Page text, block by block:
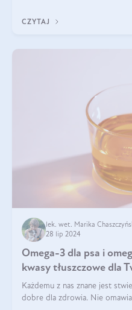
CZYTAJ
lek. wet. Marika
28 lip 2024
Omega-3 dla psa i
kwasy tłuszczowe dla
Każdemu z nas znane jest
dobre dla zdrowia. Nie